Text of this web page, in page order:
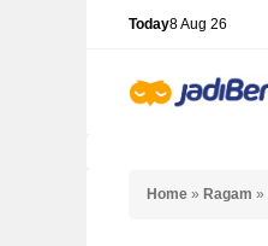
Today8 Aug 26
Home » Ragam »